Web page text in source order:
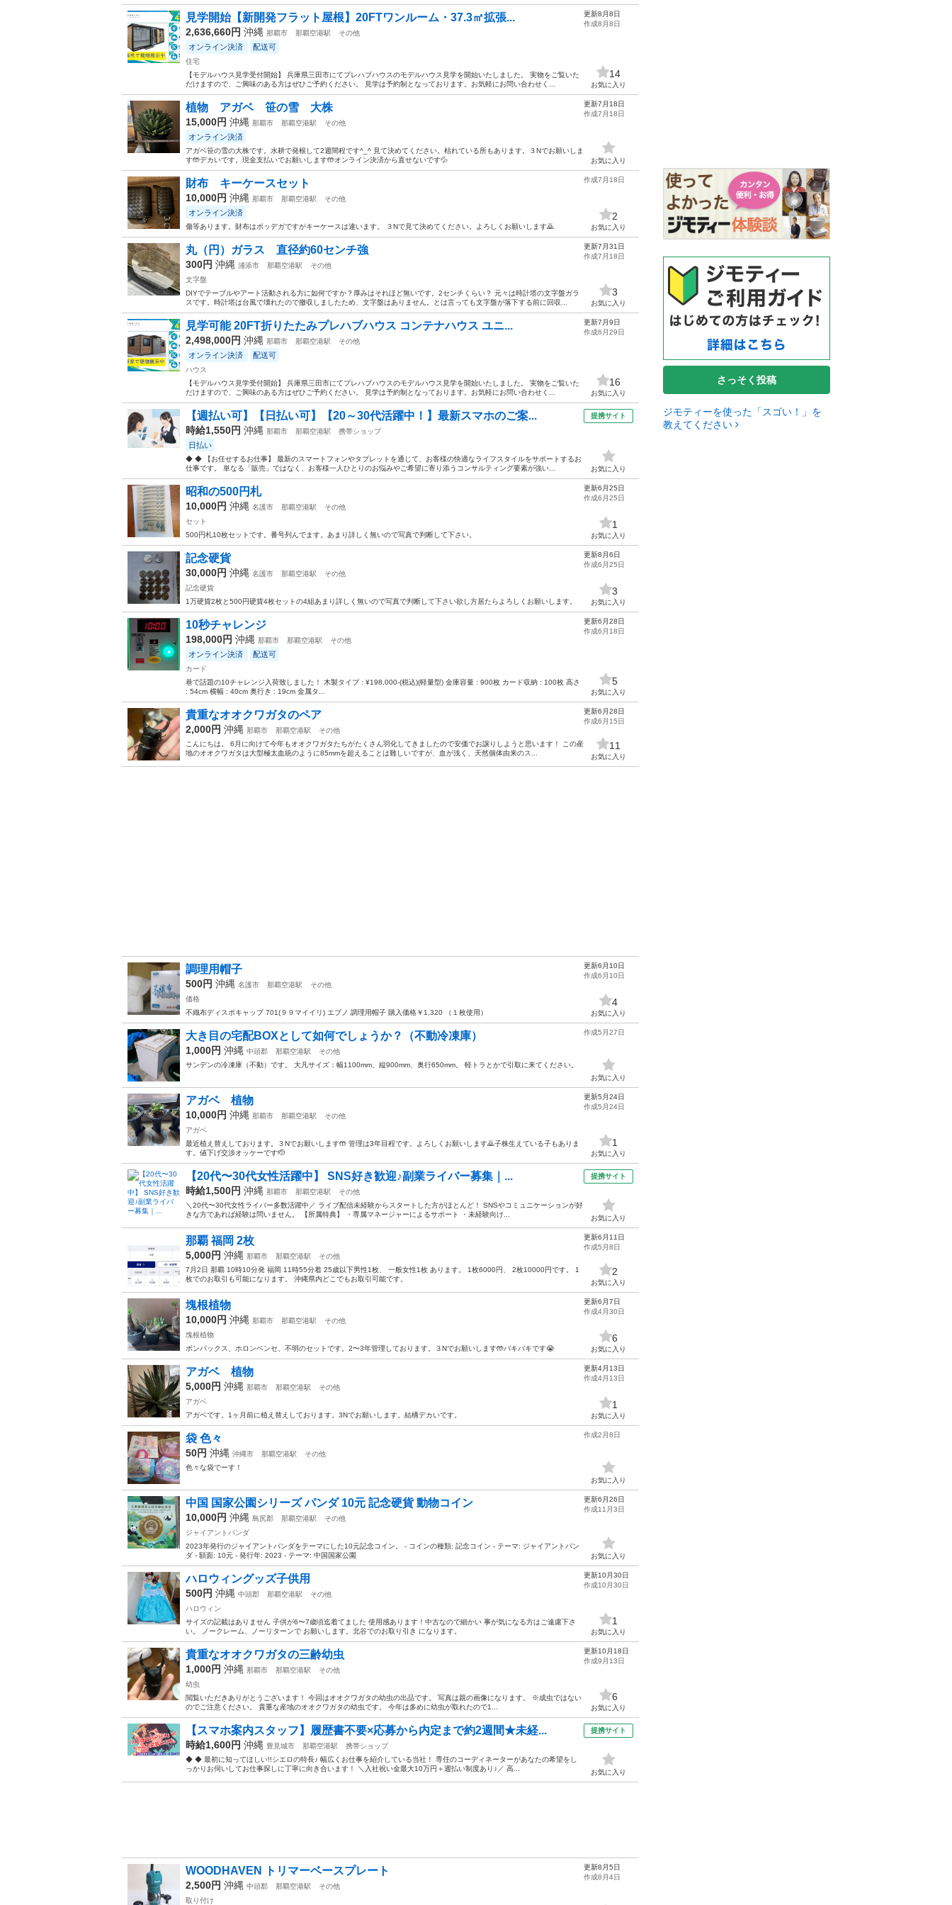
見学開始【新開発フラット屋根】20FTワンルーム・37.3㎡拡張...
2,636,660円 沖縄 那覇市 那覇空港駅 その他
オンライン決済 配送可
住宅
【モデルハウス見学受付開始】 兵庫県三田市にてプレハブハウスのモデルハウス見学を開始いたしました。 実物をご覧いた
だけますので、ご興味のある方はぜひご予約ください。 見学は予約制となっております。お気軽にお問い合わせく...
更新8月8日
作成8月8日
14
お気に入り
植物 アガベ 笹の雪 大株
15,000円 沖縄 那覇市 那覇空港駅 その他
オンライン決済
アガベ笹の雪の大株です。水耕で発根して2週間程です^_^ 見て決めてください。枯れている所もあります。３Nでお願いしま
す🤲デカいです。現金支払いでお願いします🤲オンライン決済から直せないです💦
更新7月18日
作成7月18日
お気に入り
財布 キーケースセット
10,000円 沖縄 那覇市 那覇空港駅 その他
オンライン決済
傷等あります。財布はボッデガですがキーケースは違います。 ３Nで見て決めてください。よろしくお願いします🙇
作成7月18日
2
お気に入り
丸（円）ガラス 直径約60センチ強
300円 沖縄 浦添市 那覇空港駅
その他
文字盤
DIYでテーブルやアート活動される方に如何ですか？厚みはそれほど無いです。2センチくらい？ 元々は時計塔の文字盤ガラ
スです。時計塔は台風で壊れたので撤収しましたため、文字盤はありません。とは言っても文字盤が落下する前に回収...
更新7月31日
作成7月18日
3
お気に入り
見学可能 20FT折りたたみプレハブハウス コンテナハウス ユニ...
2,498,000円 沖縄 那覇市 那覇空港駅 その他
オンライン決済 配送可
ハウス
【モデルハウス見学受付開始】 兵庫県三田市にてプレハブハウスのモデルハウス見学を開始いたしました。 実物をご覧いた
だけますので、ご興味のある方はぜひご予約ください。 見学は予約制となっております。お気軽にお問い合わせく...
更新7月9日
作成6月29日
16
お気に入り
【週払い可】【日払い可】【20～30代活躍中！】最新スマホのご案...
時給1,550円 沖縄 那覇市 那覇空港駅 携帯ショップ
日払い
◆ ◆ 【お任せするお仕事】 最新のスマートフォンやタブレットを通じて、お客様の快適なライフスタイルをサポートするお
仕事です。 単なる「販売」ではなく、お客様一人ひとりのお悩みやご希望に寄り添うコンサルティング要素が強い...
提携サイト
お気に入り
昭和の500円札
10,000円 沖縄 名護市 那覇空港駅
その他
セット
500円札10枚セットです。番号列んでます。あまり詳しく無いので写真で判断して下さい。
更新6月25日
作成6月25日
1
お気に入り
記念硬貨
30,000円 沖縄 名護市 那覇空港駅
その他
記念硬貨
1万硬貨2枚と500円硬貨4枚セットの4組あまり詳しく無いので写真で判断して下さい欲し方居たらよろしくお願いします。
更新8月6日
作成6月25日
3
お気に入り
10秒チャレンジ
198,000円 沖縄 那覇市 那覇空港駅 その他
オンライン決済 配送可
カード
巷で話題の10チャレンジ入荷致しました！ 木製タイプ : ¥198,000-(税込)(軽量型) 金庫容量 : 900枚 カード収納 : 100枚 高さ
: 54cm 横幅 : 40cm 奥行き : 19cm 金属タ...
更新6月28日
作成6月18日
5
お気に入り
貴重なオオクワガタのペア
2,000円 沖縄 那覇市 那覇空港駅
その他
こんにちは。 6月に向けて今年もオオクワガタたちがたくさん羽化してきましたので安価でお譲りしようと思います！ この産
地のオオクワガタは大型極太血統のように85mmを超えることは難しいですが、血が浅く、天然個体由来のス...
更新6月28日
作成6月15日
11
お気に入り
調理用帽子
500円 沖縄 名護市 那覇空港駅
その他
価格
不織布ディスポキャップ 701(９９マイイリ) エブノ 調理用帽子 購入価格￥1,320 （１枚使用）
更新6月10日
作成6月10日
4
お気に入り
大き目の宅配BOXとして如何でしょうか？（不動冷凍庫）
1,000円 沖縄 中頭郡 那覇空港駅
その他
サンデンの冷凍庫（不動）です。 大凡サイズ：幅1100mm、縦900mm、奥行650mm。 軽トラとかで引取に来てください。
作成5月27日
お気に入り
アガベ 植物
10,000円 沖縄 那覇市 那覇空港駅
その他
アガベ
最近植え替えしております。３Nでお願いします🤲 管理は3年目程です。よろしくお願いします🙇子株生えている子もありま
す。値下げ交渉オッケーです🫡
更新5月24日
作成5月24日
1
お気に入り
【20代〜30代女性活躍中】 SNS好き歓迎♪副業ライバー募集｜...
時給1,500円 沖縄 那覇市 那覇空港駅
その他
＼20代〜30代女性ライバー多数活躍中／ ライブ配信未経験からスタートした方がほとんど！ SNSやコミュニケーションが好
きな方であれば経験は問いません。 【所属特典】 ・専属マネージャーによるサポート ・未経験向け...
提携サイト
お気に入り
那覇 福岡 2枚
5,000円 沖縄 那覇市 那覇空港駅
その他
7月2日 那覇 10時10分発 福岡 11時55分着 25歳以下男性1枚、 一般女性1枚 あります。 1枚6000円、 2枚10000円です。 1
枚でのお取引も可能になります。 沖縄県内どこでもお取引可能です。
更新6月11日
作成5月8日
2
お気に入り
塊根植物
10,000円 沖縄 那覇市 那覇空港駅
その他
塊根植物
ボンバックス、ホロンベンセ、不明のセットです。2〜3年管理しております。３Nでお願いします🤲バキバキです😭
更新6月7日
作成4月30日
6
お気に入り
アガベ 植物
5,000円 沖縄 那覇市 那覇空港駅
その他
アガベ
アガベです。1ヶ月前に植え替えしております。3Nでお願いします。結構デカいです。
更新4月13日
作成4月13日
1
お気に入り
袋 色々
50円 沖縄 沖縄市 那覇空港駅
その他
色々な袋でーす！
作成2月8日
お気に入り
中国 国家公園シリーズ パンダ 10元 記念硬貨 動物コイン
10,000円 沖縄 島尻郡 那覇空港駅
その他
ジャイアントパンダ
2023年発行のジャイアントパンダをテーマにした10元記念コイン。 - コインの種類: 記念コイン - テーマ: ジャイアントパン
ダ - 額面: 10元 - 発行年: 2023 - テーマ: 中国国家公園
更新6月26日
作成11月3日
お気に入り
ハロウィングッズ子供用
500円 沖縄 中頭郡 那覇空港駅
その他
ハロウィン
サイズの記載はありません 子供が6〜7歳頃迄着てました 使用感あります！中古なので細かい 事が気になる方はご遠慮下さ
い。 ノークレーム、ノーリターンで お願いします。北谷でのお取り引き になります。
更新10月30日
作成10月30日
1
お気に入り
貴重なオオクワガタの三齢幼虫
1,000円 沖縄 那覇市 那覇空港駅
その他
幼虫
閲覧いただきありがとうございます！ 今回はオオクワガタの幼虫の出品です。 写真は親の画像になります。 ※成虫ではない
のでご注意ください。 貴重な産地のオオクワガタの幼虫です。 今年は多めに幼虫が取れたので1...
更新10月18日
作成9月13日
6
お気に入り
【スマホ案内スタッフ】履歴書不要×応募から内定まで約2週間★未経...
時給1,600円 沖縄 豊見城市 那覇空港駅
携帯ショップ
◆ ◆ 最初に知ってほしい!!シエロの特長♪ 幅広くお仕事を紹介している当社！ 専任のコーディネーターがあなたの希望をし
っかりお伺いしてお仕事探しに丁寧に向き合います！ ＼入社祝い金最大10万円＋週払い制度あり♪／ 高...
提携サイト
お気に入り
WOODHAVEN トリマーベースプレート
2,500円 沖縄 中頭郡 那覇空港駅
その他
取り付け
更新8月5日
作成8月4日
さっそく投稿
ジモティーを使った「スゴい！」を
教えてください